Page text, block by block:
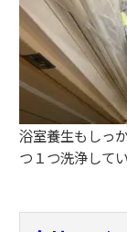
浴室養生もしっ
つ１つ洗浄してい